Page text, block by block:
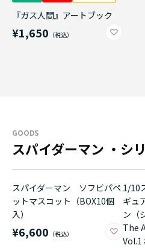
『ガス人間』アートブック
¥1,650
GOODS
スパイダーマン ・シ
スパイダーマン ソフビパペ
ットマスコット（BOX10個
入）
¥6,600
1/10
ギュ
ン（
The
Vol.1